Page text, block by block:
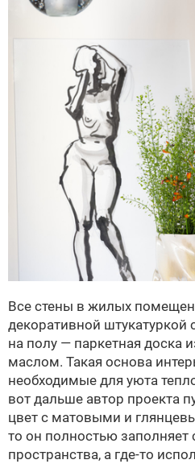
Все стены в жилых
декоративной штукатуркой
на полу — паркетная доска
маслом. Такая основа
необходимые для уюта
вот дальше автор проекта
цвет с матовыми и
то он полностью заполняет
пространства, а где-то